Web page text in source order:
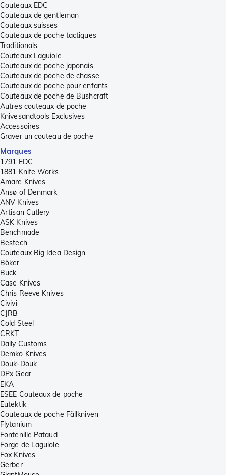
Couteaux EDC
Couteaux de gentleman
Couteaux suisses
Couteaux de poche tactiques
Traditionals
Couteaux Laguiole
Couteaux de poche japonais
Couteaux de poche de chasse
Couteaux de poche pour enfants
Couteaux de poche de Bushcraft
Autres couteaux de poche
Knivesandtools Exclusives
Accessoires
Graver un couteau de poche
Marques
1791 EDC
1881 Knife Works
Amare Knives
Ansø of Denmark
ANV Knives
Artisan Cutlery
ASK Knives
Benchmade
Bestech
Couteaux Big Idea Design
Böker
Buck
Case Knives
Chris Reeve Knives
Civivi
CJRB
Cold Steel
CRKT
Daily Customs
Demko Knives
Douk-Douk
DPx Gear
EKA
ESEE Couteaux de poche
Eutektik
Couteaux de poche Fällkniven
Flytanium
Fontenille Pataud
Forge de Laguiole
Fox Knives
Gerber